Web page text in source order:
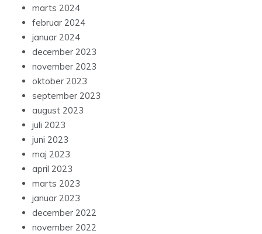
marts 2024
februar 2024
januar 2024
december 2023
november 2023
oktober 2023
september 2023
august 2023
juli 2023
juni 2023
maj 2023
april 2023
marts 2023
januar 2023
december 2022
november 2022